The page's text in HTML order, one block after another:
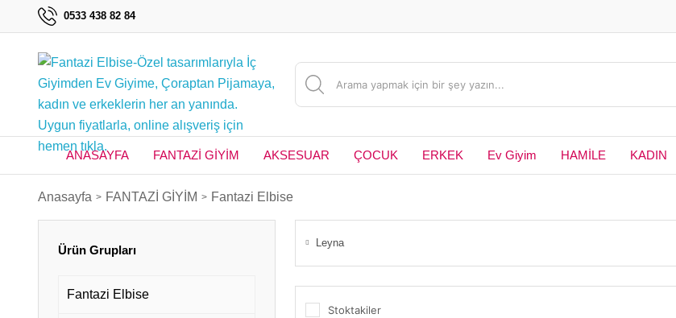
0533 438 82 84
ANASAYFA FANTAZİ GİYİM AKSESUAR ÇOCUK ERKEK Ev Giyim HAMİLE KADIN
Anasayfa FANTAZİ GİYİM Fantazi Elbise
Ürün Grupları
Fantazi Elbise
Leyna
Stoktakiler